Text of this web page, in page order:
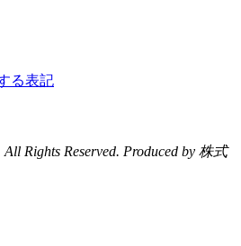
る表記
Rights Reserved. Produced by 株式